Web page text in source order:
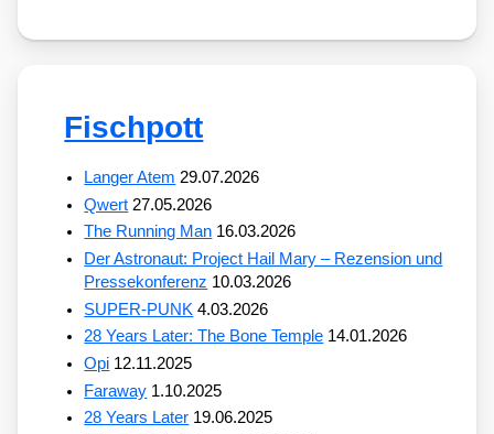
Fischpott
Langer Atem 29.07.2026
Qwert 27.05.2026
The Running Man 16.03.2026
Der Astronaut: Project Hail Mary – Rezension und
Pressekonferenz 10.03.2026
SUPER-PUNK 4.03.2026
28 Years Later: The Bone Temple 14.01.2026
Opi 12.11.2025
Faraway 1.10.2025
28 Years Later 19.06.2025